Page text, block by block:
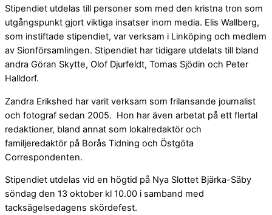
Stipendiet utdelas till personer som med den kristna tron som
utgångspunkt gjort viktiga insatser inom media. Elis Wallberg,
som instiftade stipendiet, var verksam i Linköping och medlem
av Sionförsamlingen. Stipendiet har tidigare utdelats till bland
andra Göran Skytte, Olof Djurfeldt, Tomas Sjödin och Peter
Halldorf.
Zandra Erikshed har varit verksam som frilansande journalist
och fotograf sedan 2005. Hon har även arbetat på ett flertal
redaktioner, bland annat som lokalredaktör och
familjeredaktör på Borås Tidning och Östgöta
Correspondenten.
Stipendiet utdelas vid en högtid på Nya Slottet Bjärka-Säby
söndag den 13 oktober kl 10.00 i samband med
tacksägelsedagens skördefest.